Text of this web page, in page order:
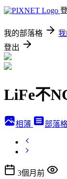
我的部落格
登出
LiFe不
相簿 部落
3個月前